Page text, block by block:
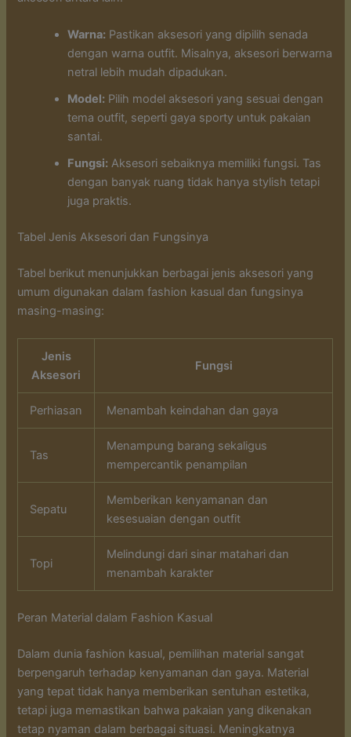
Warna: Pastikan aksesori yang dipilih senada
dengan warna outfit. Misalnya, aksesori berwarna
netral lebih mudah dipadukan.
Model: Pilih model aksesori yang sesuai dengan
tema outfit, seperti gaya sporty untuk pakaian
santai.
Fungsi: Aksesori sebaiknya memiliki fungsi. Tas
dengan banyak ruang tidak hanya stylish tetapi
juga praktis.
Tabel Jenis Aksesori dan Fungsinya
Tabel berikut menunjukkan berbagai jenis aksesori yang
umum digunakan dalam fashion kasual dan fungsinya
masing-masing:
Jenis
Aksesori
Fungsi
Perhiasan Menambah keindahan dan gaya
Tas
Menampung barang sekaligus
mempercantik penampilan
Sepatu
Memberikan kenyamanan dan
kesesuaian dengan outfit
Topi
Melindungi dari sinar matahari dan
menambah karakter
Peran Material dalam Fashion Kasual
Dalam dunia fashion kasual, pemilihan material sangat
berpengaruh terhadap kenyamanan dan gaya. Material
yang tepat tidak hanya memberikan sentuhan estetika,
tetapi juga memastikan bahwa pakaian yang dikenakan
tetap nyaman dalam berbagai situasi. Meningkatnya